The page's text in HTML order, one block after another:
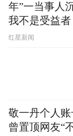
年”一当事人
我不是受益者
红星新闻
敬一丹个人
曾置顶网友“